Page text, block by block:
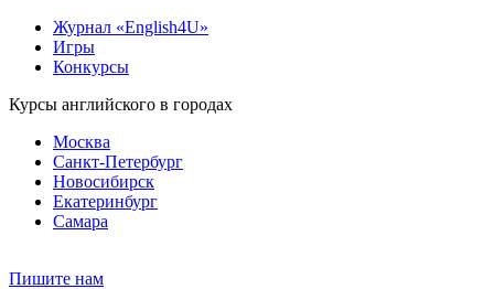
Журнал «English4U»
Игры
Конкурсы
Курсы английского в городах
Москва
Санкт-Петербург
Новосибирск
Екатеринбург
Самара
Пишите нам